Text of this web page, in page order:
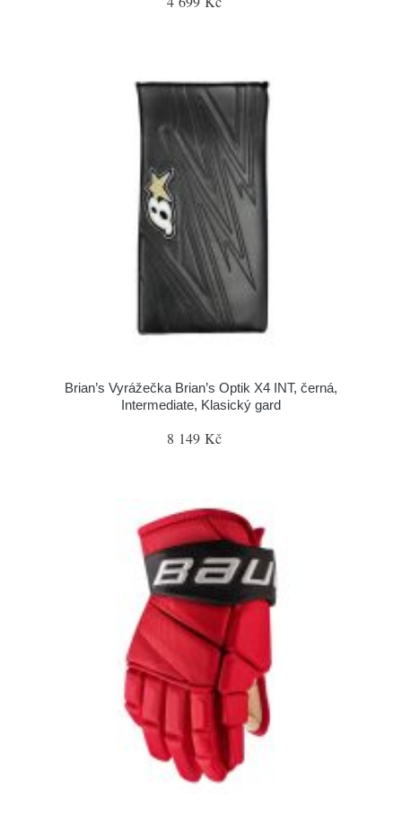
Brian’s Vyrážečka Brian’s Optik X4 INT, černá,
Intermediate, Klasický gard
8 149 Kč